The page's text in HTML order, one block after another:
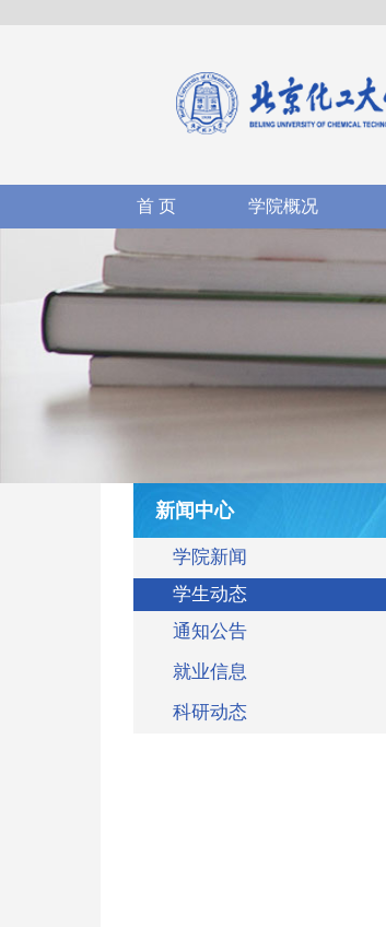
首 页 学院概况
新闻中心
学院新闻
学生动态
通知公告
就业信息
科研动态